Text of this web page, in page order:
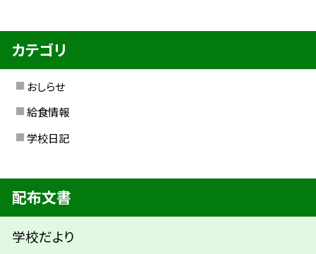
カテゴリ
おしらせ
給食情報
学校日記
配布文書
学校だより